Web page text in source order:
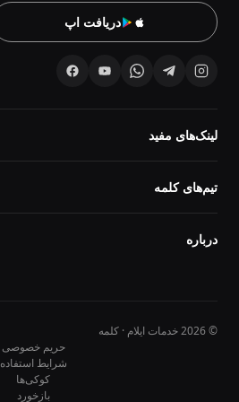
دریافت اپ
لینک‌های مفید
تیم‌های کلمه
درباره
© 2026 خدمات ایلام · کلمه
حریم خصوصی
شرایط استفاده
کوکی‌ها
بازخورد
10